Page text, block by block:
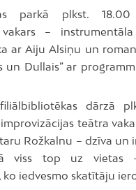
parkā plkst. 18.00
vakars –
ar Aiju Alsiņu un
un Dullais” ar
dārzā
teātra
Rožkalnu – dzīva un
viss top uz vietas
ko iedvesmo skatītāju